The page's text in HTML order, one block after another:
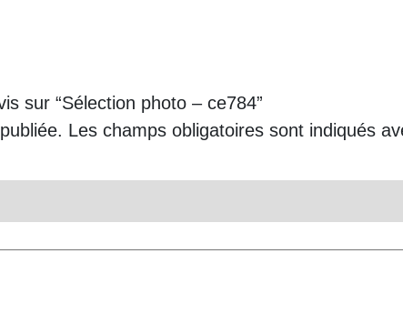
sur “Sélection photo – ce784”
Les champs obligatoires sont indiqués